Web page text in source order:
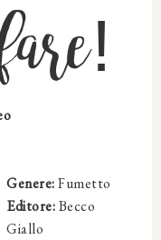
Genere:Fumetto
Editore:Becco
Giallo